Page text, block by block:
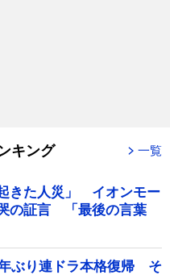
キング 一覧
きた人災」 イオンモー
の証言 「最後の言葉
ぶり連ドラ本格復帰 そ